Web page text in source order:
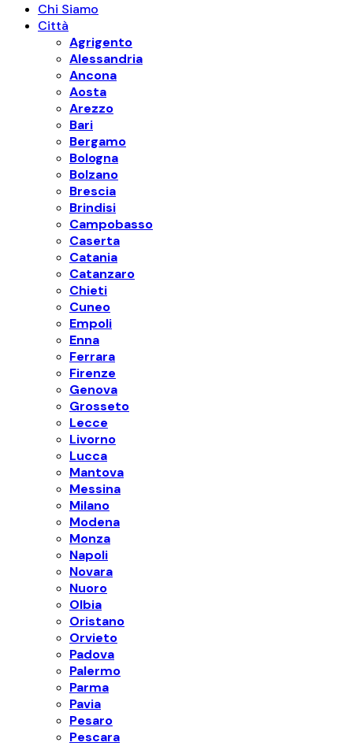
Chi Siamo
Città
Agrigento
Alessandria
Ancona
Aosta
Arezzo
Bari
Bergamo
Bologna
Bolzano
Brescia
Brindisi
Campobasso
Caserta
Catania
Catanzaro
Chieti
Cuneo
Empoli
Enna
Ferrara
Firenze
Genova
Grosseto
Lecce
Livorno
Lucca
Mantova
Messina
Milano
Modena
Monza
Napoli
Novara
Nuoro
Olbia
Oristano
Orvieto
Padova
Palermo
Parma
Pavia
Pesaro
Pescara